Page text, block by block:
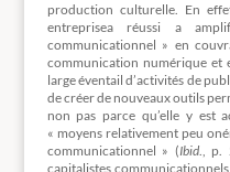
production culturelle. En
entreprisea réussi a
communicationnel » en
communication numérique et
large éventail d’activités de
de créer de nouveaux outils
non pas parce qu’elle y est
« moyens relativement peu
communicationnel » (Ibid., p.
capitalistes